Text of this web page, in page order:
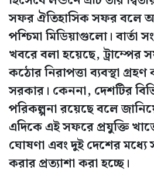
সফর ঐতিহাসিক সফর বলে
পশ্চিমা মিডিয়াগুলো। বার্তা
খবরে বলা হয়েছে, ট্রাম্পের
কঠোর নিরাপত্তা ব্যবস্থা
সরকার। কেননা, দেশটির
পরিকল্পনা রয়েছে বলে
এদিকে এই সফরে প্রযুক্তি
ঘোষণা এবং দুই দেশের
করার প্রত্যাশা করা হচ্ছে।